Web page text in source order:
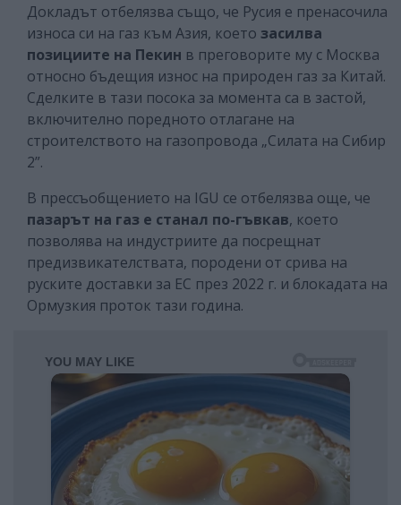
Докладът отбелязва също, че Русия е пренасочила
износа си на газ към Азия, което засилва
позициите на Пекин в преговорите му с Москва
относно бъдещия износ на природен газ за Китай.
Сделките в тази посока за момента са в застой,
включително поредното отлагане на
строителството на газопровода „Силата на Сибир
2”.
В прессъобщението на IGU се отбелязва още, че
пазарът на газ е станал по-гъвкав, което
позволява на индустриите да посрещнат
предизвикателствата, породени от срива на
руските доставки за ЕС през 2022 г. и блокадата на
Ормузкия проток тази година.